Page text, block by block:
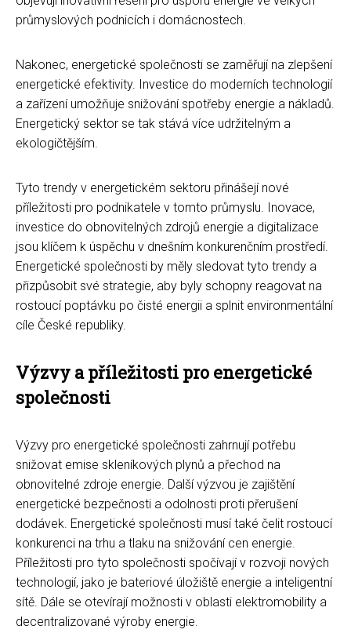
průmyslových podnicích i domácnostech.
Nakonec, energetické společnosti se zaměřují na zlepšení
energetické efektivity. Investice do moderních technologií
a zařízení umožňuje snižování spotřeby energie a nákladů.
Energetický sektor se tak stává více udržitelným a
ekologičtějším.
Tyto trendy v energetickém sektoru přinášejí nové
příležitosti pro podnikatele v tomto průmyslu. Inovace,
investice do obnovitelných zdrojů energie a digitalizace
jsou klíčem k úspěchu v dnešním konkurenčním prostředí.
Energetické společnosti by měly sledovat tyto trendy a
přizpůsobit své strategie, aby byly schopny reagovat na
rostoucí poptávku po čisté energii a splnit environmentální
cíle České republiky.
Výzvy a příležitosti pro energetické
společnosti
Výzvy pro energetické společnosti zahrnují potřebu
snižovat emise skleníkových plynů a přechod na
obnovitelné zdroje energie. Další výzvou je zajištění
energetické bezpečnosti a odolnosti proti přerušení
dodávek. Energetické společnosti musí také čelit rostoucí
konkurenci na trhu a tlaku na snižování cen energie.
Příležitosti pro tyto společnosti spočívají v rozvoji nových
technologií, jako je bateriové úložiště energie a inteligentní
sítě. Dále se otevírají možnosti v oblasti elektromobility a
decentralizované výroby energie.